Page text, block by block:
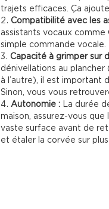
trajets efficaces. Ça
Compatibilité avec les
assistants vocaux
simple commande vocale.
Capacité à grimper sur
dénivellations au
à l’autre), il est important
Sinon, vous vous
Autonomie : La durée
maison, assurez-vous
vaste surface avant de
et étaler la corvée sur